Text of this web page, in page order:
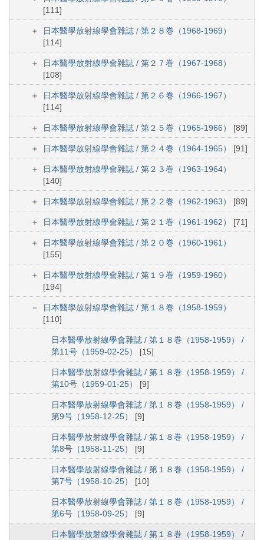
[111]
日本醫學放射線學會雜誌 / 第２８巻（1968-1969）
[114]
日本醫學放射線學會雜誌 / 第２７巻（1967-1968）
[108]
日本醫學放射線學會雜誌 / 第２６巻（1966-1967）
[114]
日本醫學放射線學會雜誌 / 第２５巻（1965-1966） [89]
日本醫學放射線學會雜誌 / 第２４巻（1964-1965） [91]
日本醫學放射線學會雜誌 / 第２３巻（1963-1964）
[140]
日本醫學放射線學會雜誌 / 第２２巻（1962-1963） [89]
日本醫學放射線學會雜誌 / 第２１巻（1961-1962） [71]
日本醫學放射線學會雜誌 / 第２０巻（1960-1961）
[155]
日本醫學放射線學會雜誌 / 第１９巻（1959-1960）
[194]
日本醫學放射線學會雜誌 / 第１８巻（1958-1959）
[110]
日本醫學放射線學會雜誌 / 第１８巻（1958-1959） /
第11号（1959-02-25） [15]
日本醫學放射線學會雜誌 / 第１８巻（1958-1959） /
第10号（1959-01-25） [9]
日本醫學放射線學會雜誌 / 第１８巻（1958-1959） /
第9号（1958-12-25） [9]
日本醫學放射線學會雜誌 / 第１８巻（1958-1959） /
第8号（1958-11-25） [9]
日本醫學放射線學會雜誌 / 第１８巻（1958-1959） /
第7号（1958-10-25） [10]
日本醫學放射線學會雜誌 / 第１８巻（1958-1959） /
第6号（1958-09-25） [9]
日本醫學放射線學會雜誌 / 第１８巻（1958-1959） /